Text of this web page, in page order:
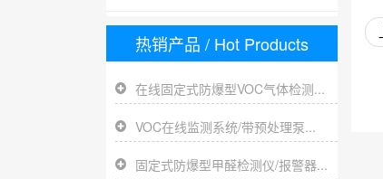
热销产品 / Hot Products
在线固定式防爆型VOC气体检测...
VOC在线监测系统/带预处理泵...
固定式防爆型甲醛检测仪/报警器...